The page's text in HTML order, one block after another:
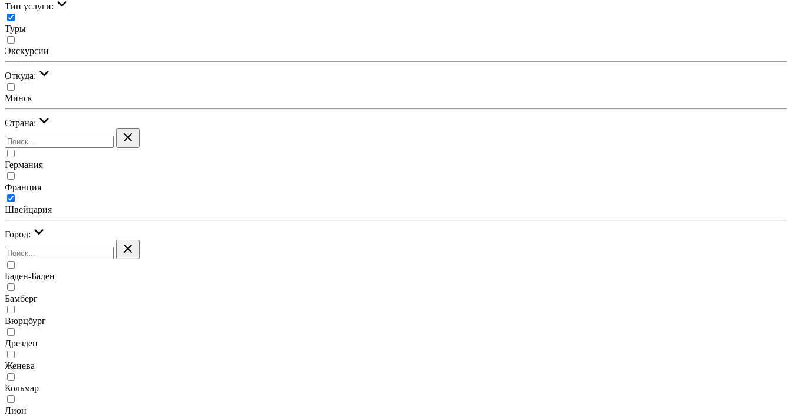
Тип услуги:
Туры
Экскурсии
Откуда:
Минск
Страна:
Германия
Франция
Швейцария
Город:
Баден-Баден
Бамберг
Вюрцбург
Дрезден
Женева
Кольмар
Лион